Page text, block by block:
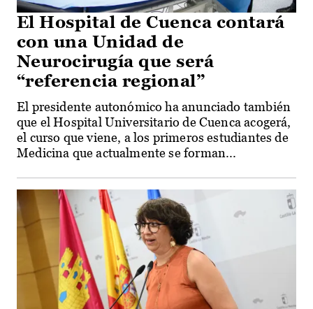
El Hospital de Cuenca contará
con una Unidad de
Neurocirugía que será
“referencia regional”
El presidente autonómico ha anunciado también
que el Hospital Universitario de Cuenca acogerá,
el curso que viene, a los primeros estudiantes de
Medicina que actualmente se forman...